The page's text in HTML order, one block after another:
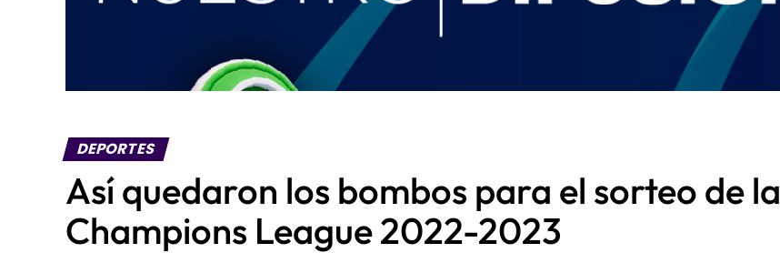
DEPORTES
Así quedaron los bombos para el sorteo de la
Champions League 2022-2023